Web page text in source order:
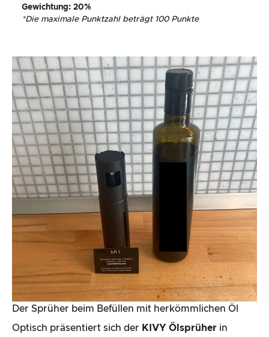
Gewichtung: 20%
*Die maximale Punktzahl beträgt 100 Punkte
Der Sprüher beim Befüllen mit herkömmlichen Öl
Optisch präsentiert sich der KIVY Ölsprüher in